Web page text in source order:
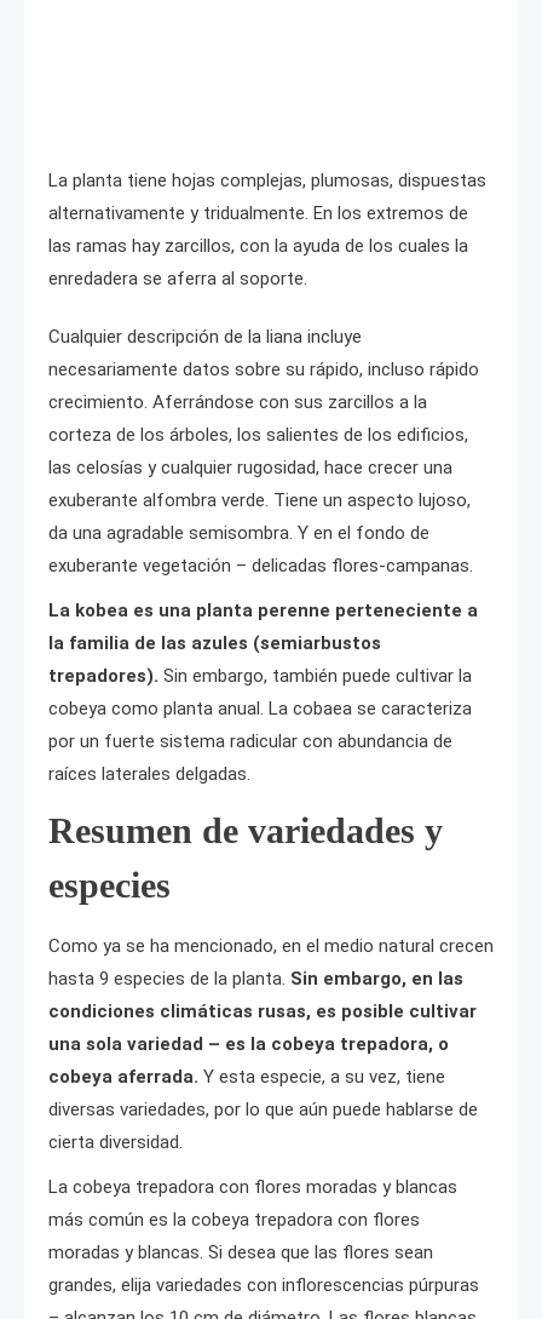
La planta tiene hojas complejas, plumosas, dispuestas
alternativamente y tridualmente. En los extremos de
las ramas hay zarcillos, con la ayuda de los cuales la
enredadera se aferra al soporte.
Cualquier descripción de la liana incluye
necesariamente datos sobre su rápido, incluso rápido
crecimiento. Aferrándose con sus zarcillos a la
corteza de los árboles, los salientes de los edificios,
las celosías y cualquier rugosidad, hace crecer una
exuberante alfombra verde. Tiene un aspecto lujoso,
da una agradable semisombra. Y en el fondo de
exuberante vegetación – delicadas flores-campanas.
La kobea es una planta perenne perteneciente a
la familia de las azules (semiarbustos
trepadores). Sin embargo, también puede cultivar la
cobeya como planta anual. La cobaea se caracteriza
por un fuerte sistema radicular con abundancia de
raíces laterales delgadas.
Resumen de variedades y
especies
Como ya se ha mencionado, en el medio natural crecen
hasta 9 especies de la planta. Sin embargo, en las
condiciones climáticas rusas, es posible cultivar
una sola variedad – es la cobeya trepadora, o
cobeya aferrada. Y esta especie, a su vez, tiene
diversas variedades, por lo que aún puede hablarse de
cierta diversidad.
La cobeya trepadora con flores moradas y blancas
más común es la cobeya trepadora con flores
moradas y blancas. Si desea que las flores sean
grandes, elija variedades con inflorescencias púrpuras